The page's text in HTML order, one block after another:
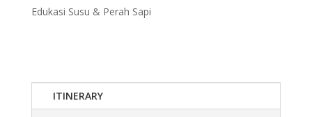
Edukasi Susu & Perah Sapi
ITINERARY